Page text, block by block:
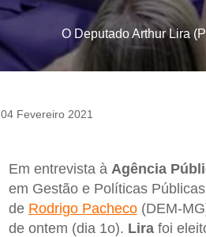
O Deputado Arthur Lira
04 Fevereiro 2021
Em entrevista à Agência
em Gestão e Políticas
de Rodrigo Pacheco(DEM-
de ontem (dia 1o). Lirafoi